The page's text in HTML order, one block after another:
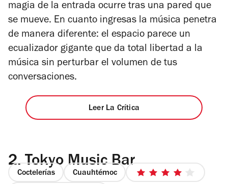
magia de la entrada ocurre tras una pared que
se mueve. En cuanto ingresas la música penetra
de manera diferente: el espacio parece un
ecualizador gigante que da total libertad a la
música sin perturbar el volumen de tus
conversaciones.
Leer La Crítica
2. Tokyo Music Bar
Coctelerías Cuauhtémoc
4